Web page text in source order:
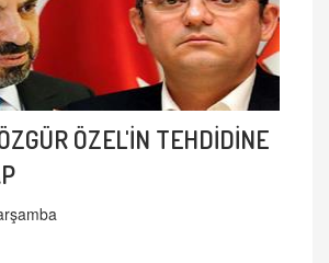
ÖZEL'İN TEHDİDİNE